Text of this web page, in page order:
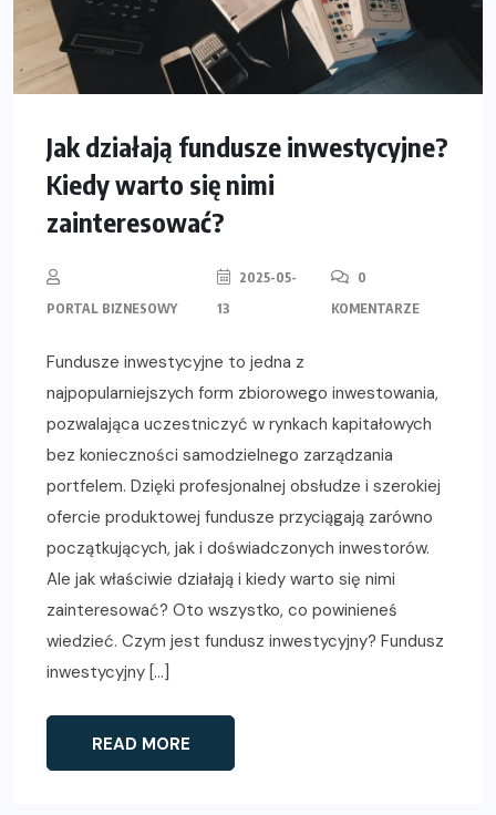
Jak działają fundusze inwestycyjne?
Kiedy warto się nimi
zainteresować?
PORTAL BIZNESOWY
2025-05-
13
0
KOMENTARZE
Fundusze inwestycyjne to jedna z
najpopularniejszych form zbiorowego inwestowania,
pozwalająca uczestniczyć w rynkach kapitałowych
bez konieczności samodzielnego zarządzania
portfelem. Dzięki profesjonalnej obsłudze i szerokiej
ofercie produktowej fundusze przyciągają zarówno
początkujących, jak i doświadczonych inwestorów.
Ale jak właściwie działają i kiedy warto się nimi
zainteresować? Oto wszystko, co powinieneś
wiedzieć. Czym jest fundusz inwestycyjny? Fundusz
inwestycyjny […]
READ MORE